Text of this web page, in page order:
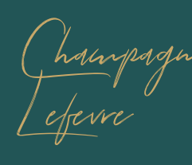
Lefevre